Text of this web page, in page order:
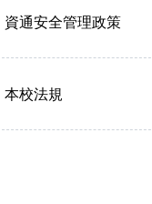
資通安全管理政策
本校法規